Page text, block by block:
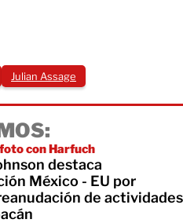
Julian Assage
con Harfuch
destaca
México - EU por
de actividades